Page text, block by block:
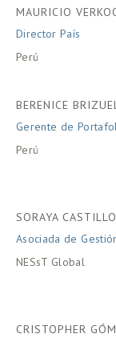
MAURICIO
Director País
Perú
BERENICE
Gerente de
Perú
SORAYA CASTILLO
Asociada de
NESsT Global
CRISTOPHER